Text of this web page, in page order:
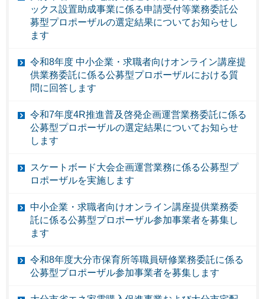
ックス設置助成事業に係る申請受付等業務委託公
募型プロポーザルの選定結果についてお知らせし
ます
令和8年度 中小企業・求職者向けオンライン講座提
供業務委託に係る公募型プロポーザルにおける質
問に回答します
令和7年度4R推進普及啓発企画運営業務委託に係る
公募型プロポーザルの選定結果についてお知らせ
します
スケートボード大会企画運営業務に係る公募型プ
ロポーザルを実施します
中小企業・求職者向けオンライン講座提供業務委
託に係る公募型プロポーザル参加事業者を募集し
ます
令和8年度大分市保育所等職員研修業務委託に係る
公募型プロポーザル参加事業者を募集します